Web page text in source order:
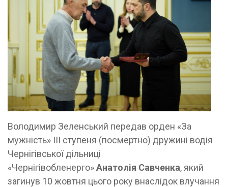
Володимир Зеленський передав орден «За
мужність» ІІІ ступеня (посмертно) дружині водія
Чернігівської дільниці
«Чернігівобленерго»Анатолія Савченка, який
загинув 10 жовтня цього року внаслідок влучання